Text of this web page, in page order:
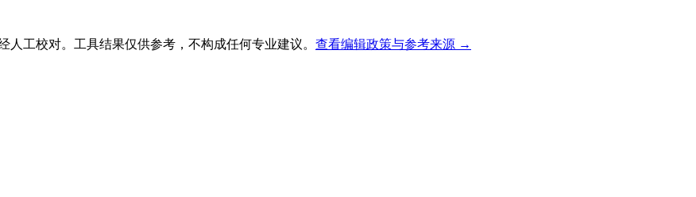
工校对。工具结果仅供参考，不构成任何专业建议。 查看编辑政策与参考来源 →